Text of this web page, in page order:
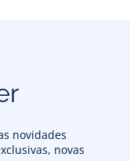
novidades
novas